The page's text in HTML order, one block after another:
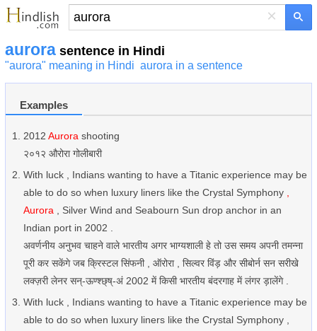
×
aurora sentence in Hindi
"aurora" meaning in Hindi aurora in a sentence
Examples
2012 Aurora shooting
२०१२ औरोरा गोलीबारी
With luck , Indians wanting to have a Titanic experience may be
able to do so when luxury liners like the Crystal Symphony
Aurora , Silver Wind and Seabourn Sun drop anchor in an
Indian port in 2002 .
अवर्णनीय अनुभव चाहने वाले भारतीय अगर भाग्यशाली हे तो उस समय अपनी तमन्ना
पूरी कर सकेंगे जब क्रिस्टल सिंफनी , ऑरोरा , सिल्वर विंड़ और सीबोर्न सन सरीखे
लक्ज़री लेनर सन्-ऊण्श्छ्ष्-अं 2002 में किसी भारतीय बंदरगाह में लंगर ड़ालेंगे .
With luck , Indians wanting to have a Titanic experience may be
able to do so when luxury liners like the Crystal Symphony ,